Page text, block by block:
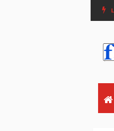
பட்ஜெட்டில் ரூ.50 கோடி